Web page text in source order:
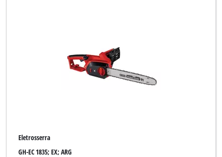
Eletrosserra
GH-EC 1835; EX; ARG